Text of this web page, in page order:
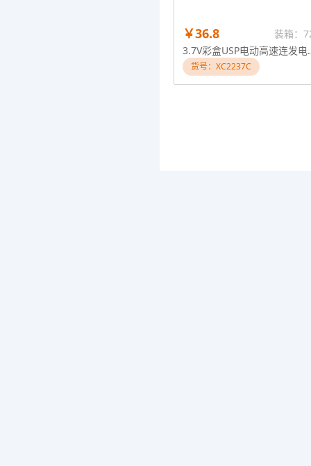
￥36.8
装箱：
3.7V彩盒USP电动高
货号：XC2237C